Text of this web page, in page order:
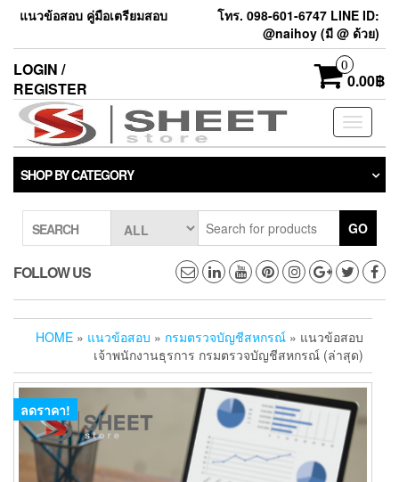
แนวข้อสอบ คู่มือเตรียมสอบ
โทร. 098-601-6747 LINE ID:
@naihoy (มี @ ด้วย)
LOGIN /
REGISTER
0
0.00฿
Toggle
SHOP BY CATEGORY
SEARCH GO
FOLLOW US
HOME » แนวข้อสอบ » กรมตรวจบัญชีสหกรณ์ » แนวข้อสอบ
เจ้าพนักงานธุรการ กรมตรวจบัญชีสหกรณ์ (ล่าสุด)
ลดราคา!